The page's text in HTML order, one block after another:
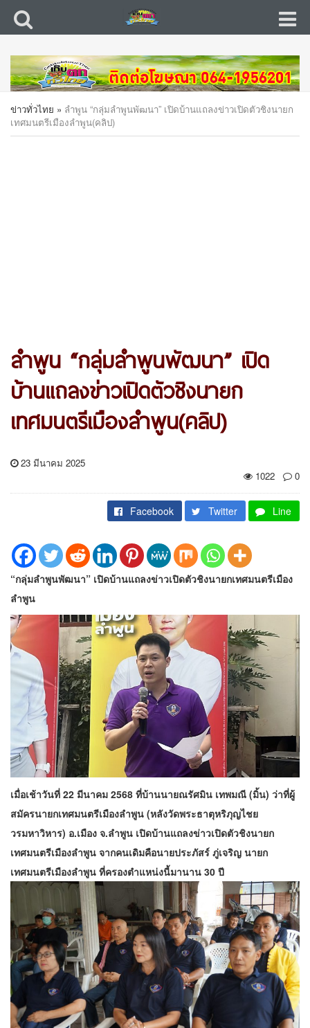
ข่าวทั่วไทย » ลำพูน “กลุ่มลำพูนพัฒนา” เปิดบ้านแถลงข่าวเปิดตัวชิงนายก
เทศมนตรีเมืองลำพูน(คลิป)
ลำพูน “กลุ่มลำพูนพัฒนา” เปิด
บ้านแถลงข่าวเปิดตัวชิงนายก
เทศมนตรีเมืองลำพูน(คลิป)
23 มีนาคม 2025
1022
0
Facebook Twitter Line
“กลุ่มลำพูนพัฒนา” เปิดบ้านแถลงข่าวเปิดตัวชิงนายกเทศมนตรีเมือง
ลำพูน
เมื่อเช้าวันที่ 22 มีนาคม 2568 ที่บ้านนายณรัศมิน เทพมณี (มิ้น) ว่าที่ผู้
สมัครนายกเทศมนตรีเมืองลำพูน (หลังวัดพระธาตุหริภุญไชย
วรมหาวิหาร) อ.เมือง จ.ลำพูน เปิดบ้านแถลงข่าวเปิดตัวชิงนายก
เทศมนตรีเมืองลำพูน จากคนเดิมคือนายประภัสร์ ภู่เจริญ นายก
เทศมนตรีเมืองลำพูน ที่ครองตำแหน่งนี้มานาน 30 ปี